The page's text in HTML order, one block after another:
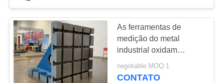
Ferramentas de
medição do metal
As ferramentas de
medição do metal
industrial oxidam
resistência de desgaste
da prova ácida boa
negotiable MOQ:1
CONTATO